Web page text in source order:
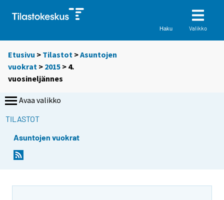
Haku Valikko
Etusivu > Tilastot >Asuntojen
vuokrat > 2015 > 4.
vuosineljännes
Avaa valikko
TILASTOT
Asuntojen vuokrat